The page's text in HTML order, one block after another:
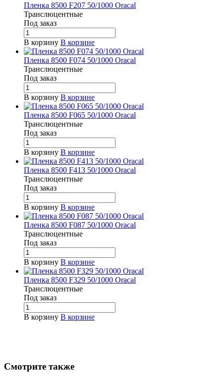
Пленка 8500 F207 50/1000 Oracal
Транслюцентные
Под заказ
В корзину В корзине
Пленка 8500 F074 50/1000 Oracal
Транслюцентные
Под заказ
В корзину В корзине
Пленка 8500 F065 50/1000 Oracal
Транслюцентные
Под заказ
В корзину В корзине
Пленка 8500 F413 50/1000 Oracal
Транслюцентные
Под заказ
В корзину В корзине
Пленка 8500 F087 50/1000 Oracal
Транслюцентные
Под заказ
В корзину В корзине
Пленка 8500 F329 50/1000 Oracal
Транслюцентные
Под заказ
В корзину В корзине
Смотрите также